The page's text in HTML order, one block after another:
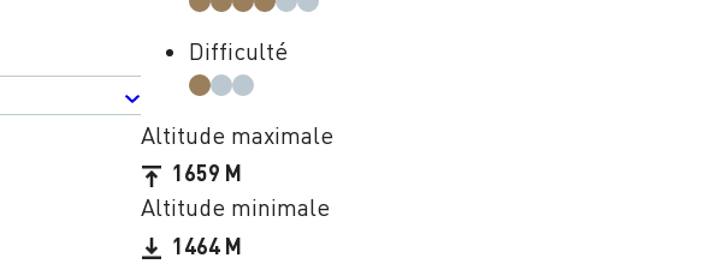
Difficulté
Altitude maximale
1659 M
Altitude minimale
1464 M